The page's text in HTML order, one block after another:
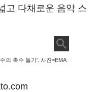
고 다채로운 음악 스
의 촉수 돌기'. 사진=EMA